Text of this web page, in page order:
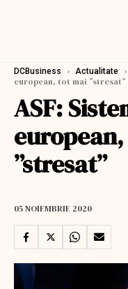
DCBusiness › Actualitate ›
european, tot mai ”stresat”
ASF:
”stresat”
05 NOIEMBRIE 2020